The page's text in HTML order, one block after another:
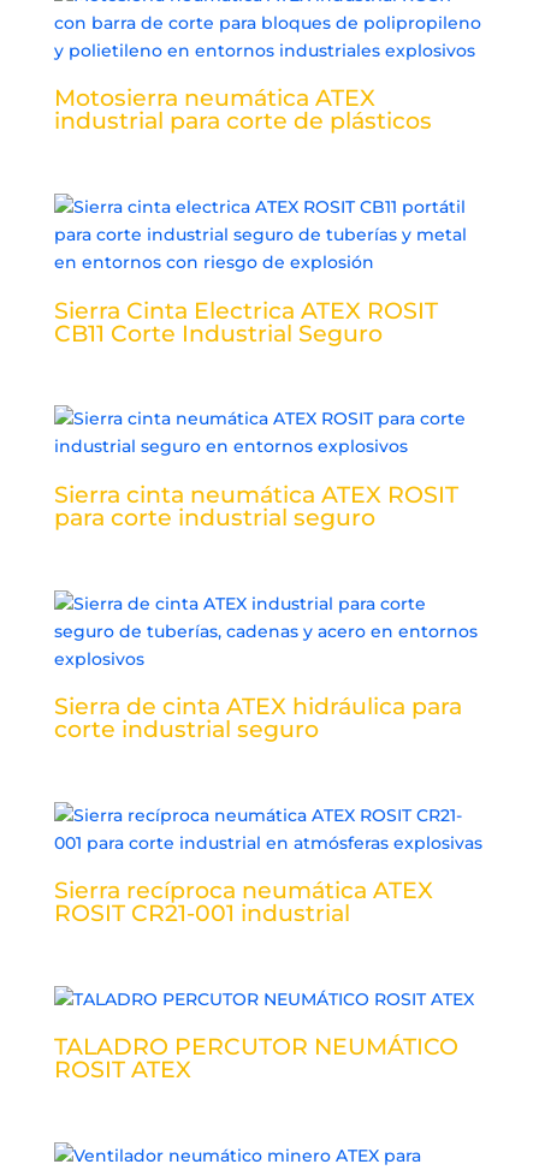
Motosierra neumática ATEX
industrial para corte de plásticos
Sierra Cinta Electrica ATEX ROSIT
CB11 Corte Industrial Seguro
Sierra cinta neumática ATEX ROSIT
para corte industrial seguro
Sierra de cinta ATEX hidráulica para
corte industrial seguro
Sierra recíproca neumática ATEX
ROSIT CR21-001 industrial
TALADRO PERCUTOR NEUMÁTICO
ROSIT ATEX